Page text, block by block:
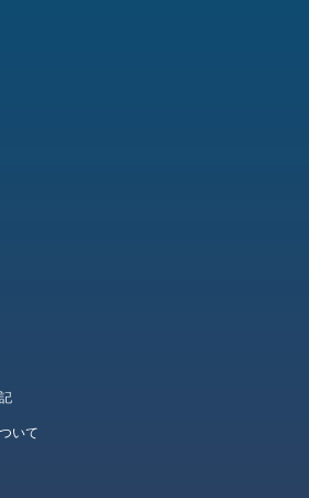
いて